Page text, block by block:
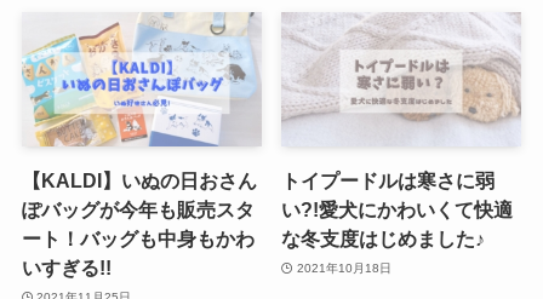
【KALDI】いぬの日おさん
ぽバッグが今年も販売スタ
ート！バッグも中身もかわ
いすぎる!!
トイプードルは寒さに弱
い?!愛犬にかわいくて快適
な冬支度はじめました♪
2021年10月18日